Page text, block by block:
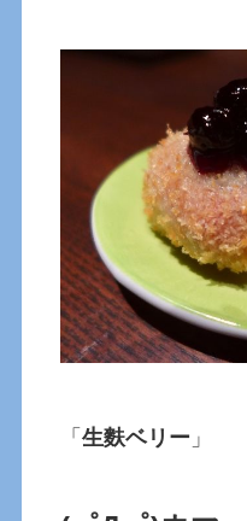
「生麩ベリー 」